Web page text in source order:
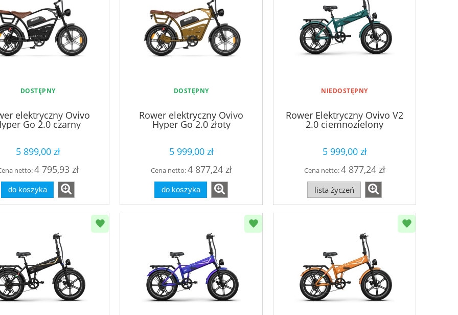
DOSTĘPNY
elektryczny Ovivo
Go 2.0 czarny
5 899,00 zł
netto:4 795,93 zł
do koszyka
DOSTĘPNY
Rower elektryczny Ovivo
Hyper Go 2.0 złoty
5 999,00 zł
Cena netto:4 877,24 zł
do koszyka
NIEDOSTĘPNY
Rower Elektryczny Ovivo V2
2.0 ciemnozielony
5 999,00 zł
Cena netto:4 877,24 zł
lista życzeń